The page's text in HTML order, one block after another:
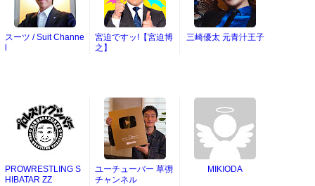
スーツ / Suit Channe
宮迫ですッ!【宮迫博
之】
三崎優太 元青汁王子
PROWRESTLING S
HIBATAR ZZ
ユーチューバー 草彅
チャンネル
MIKIODA